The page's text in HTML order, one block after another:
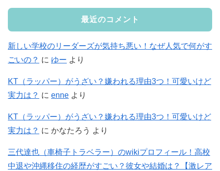
最近のコメント
新しい学校のリーダーズが気持ち悪い！なぜ人気で何がす
ごいの？ に ゆー より
KT（ラッパー）がうざい？嫌われる理由3つ！可愛いけど
実力は？ に enne より
KT（ラッパー）がうざい？嫌われる理由3つ！可愛いけど
実力は？ に かなたろう より
三代達也（車椅子トラベラー）のwikiプロフィール！高校
中退や沖縄移住の経歴がすごい？彼女や結婚は？【激レア